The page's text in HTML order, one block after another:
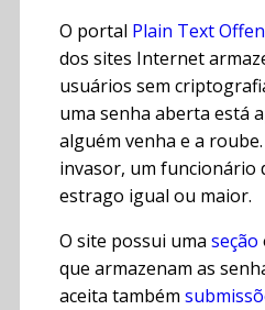
O portal Plain Text
dos sites Internet
usuários sem
uma senha aberta está
alguém venha e a
invasor, um funcionário
estrago igual ou maior.
O site possui uma seção
que armazenam as
aceita também